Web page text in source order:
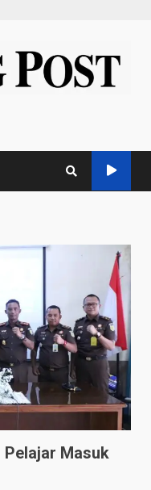
Pelajar Masuk